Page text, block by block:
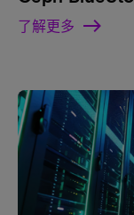
了解更多